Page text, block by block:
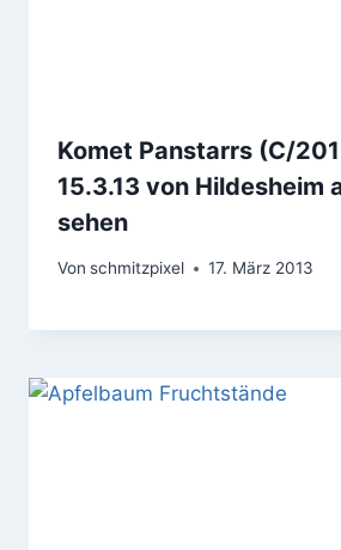
Komet Panstarrs (C/
15.3.13 von Hildesheim
sehen
Von schmitzpixel 17. März 2013